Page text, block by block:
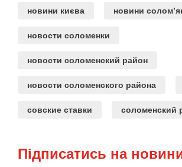
новини києва новини
новости соломенки
новости соломенский район
новости соломенского района
совские ставки соломенский
Підписатись на